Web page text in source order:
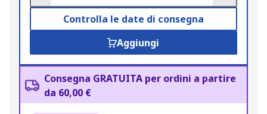
Controlla le date di consegna
Aggiungi
Consegna GRATUITA per ordini a partire
da 60,00 €